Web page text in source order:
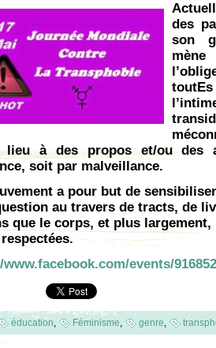
des
son
lieu à des propos et/ou des
soit par malveillance.
a pour but de
au travers de tracts, de
que le corps, et plus
events/
éducation, Féminisme, genre,